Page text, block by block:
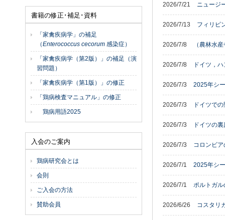
2026/7/21 ニュージ
2026/7/13 フィリピ
2026/7/8 （農林水
2026/7/8 ドイツ，
2026/7/3 2025年シ
2026/7/3 ドイツで
2026/7/3 ドイツの
2026/7/3 コロンビ
2026/7/1 2025年シ
2026/7/1 ポルトガ
2026/6/26 コスタリ
書籍の修正･補足･資料
「家禽疾病学」の補足
（Enterococcus cecorum 感染症）
「家禽疾病学（第2版）」の補足（演
習問題）
「家禽疾病学（第1版）」の修正
「鶏病検査マニュアル」の修正
鶏病用語2025
入会のご案内
鶏病研究会とは
会則
ご入会の方法
賛助会員